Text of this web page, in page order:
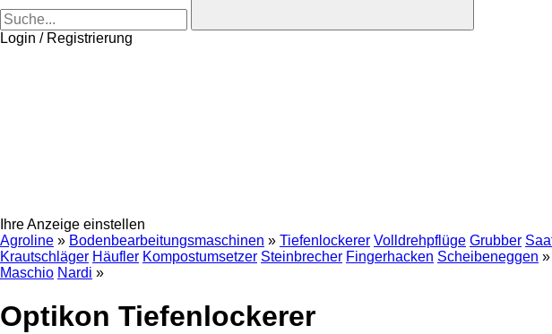
Login / Registrierung
Ihre Anzeige einstellen
Agroline » Bodenbearbeitungsmaschinen » Tiefenlockerer Volldrehpflüge Grubber
Krautschläger Häufler Kompostumsetzer Steinbrecher Fingerhacken Scheibeneggen »
Maschio Nardi »
Optikon Tiefenlockerer